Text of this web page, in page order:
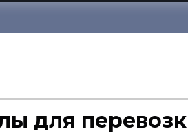
для